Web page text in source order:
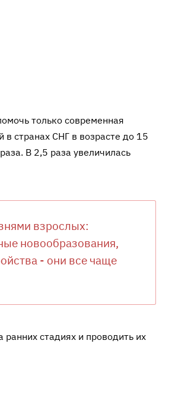
только современная
в странах СНГ в возрасте до 15
В 2,5 раза увеличилась
взрослых:
новообразования,
- они все чаще
стадиях и проводить их